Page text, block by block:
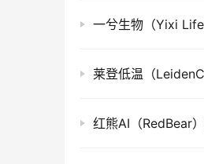
一兮生物（Yixi
莱登低温（
红熊AI（RedBear